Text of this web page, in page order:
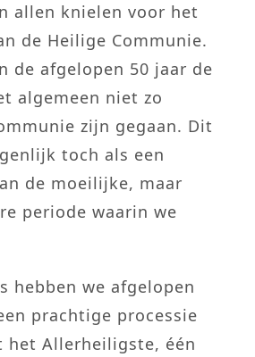
allen knielen voor het
de Heilige Communie.
de afgelopen 50 jaar de
algemeen niet zo
zijn gegaan. Dit
toch als een
de moeilijke, maar
periode waarin we
hebben we afgelopen
prachtige processie
het Allerheiligste, één